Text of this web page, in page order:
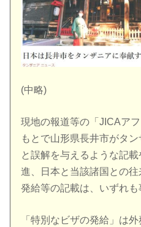
(中略)
現地の報道等の「JICAア
もとで山形県長井市がタ
と誤解を与えるような記
進、日本と当該諸国との
発給等の記載は、いずれも
「特別なビザの発給」は